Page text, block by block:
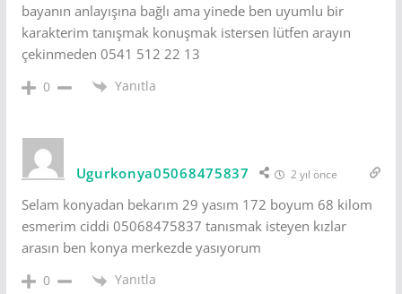
bayanın anlayışına bağlı ama yinede ben uyumlu bir
karakterim tanışmak konuşmak istersen lütfen arayın
çekinmeden 0541 512 22 13
0 Yanıtla
Ugurkonya05068475837 2 yıl önce
Selam konyadan bekarım 29 yasım 172 boyum 68 kilom
esmerim ciddi 05068475837 tanısmak isteyen kızlar
arasın ben konya merkezde yasıyorum
0 Yanıtla